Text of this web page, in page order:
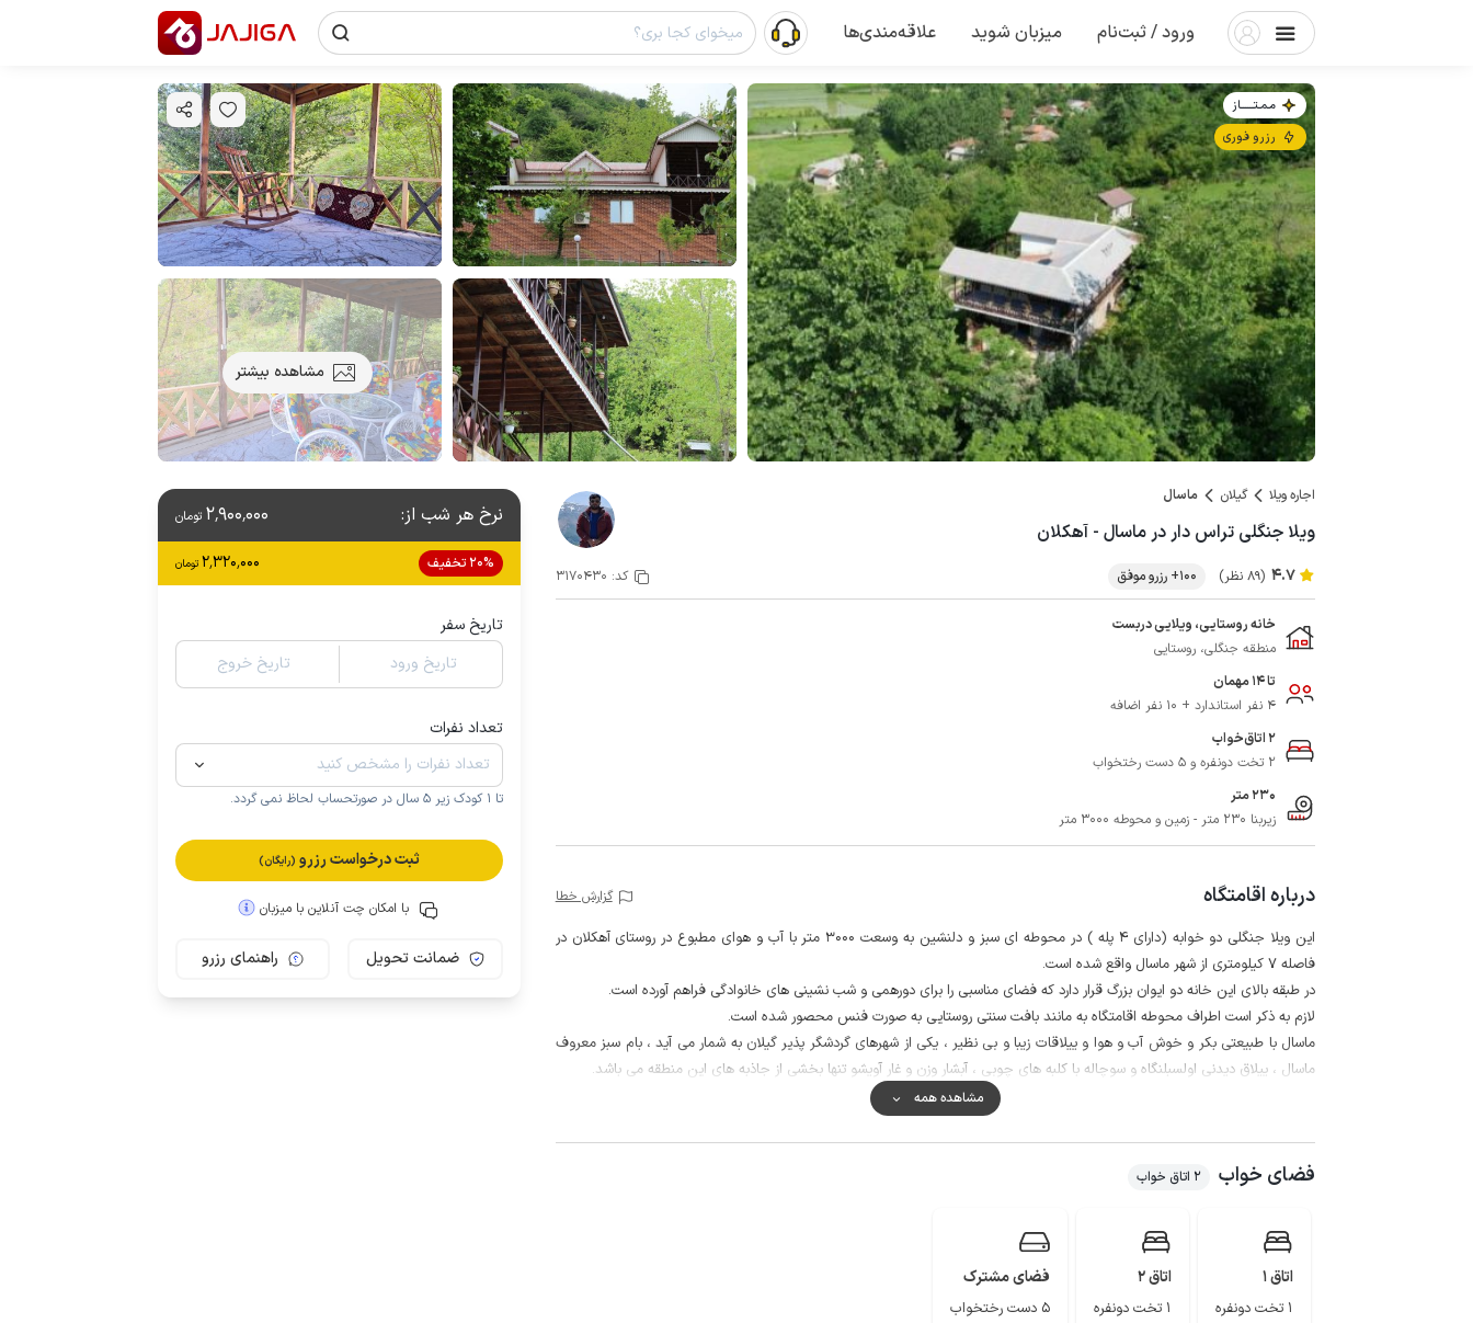
ورود / ثبت‌نام میزبان شوید علاقه‌مندی‌ها
مـمـتــــــاز
رزرو فوری
مشاهده بیشتر
اجاره ویلا گیلان ماسال
ویلا جنگلی تراس دار در ماسال - آهکلان
4.7 (89 نظر) 100+ رزرو موفق کد: 3170430
خانه روستایی، ویلایی دربست
منطقه جنگلی، روستایی
تا 14 مهمان
4 نفر استاندارد + 10 نفر اضافه
2 اتاق‌خواب
2 تخت دونفره و 5 دست رختخواب
230 متر
زیربنا 230 متر - زمین و محوطه 3000 متر
درباره اقامتگاه گزارش خطا
این ویلا جنگلی دو خوابه (دارای 4 پله ) در محوطه ای سبز و دلنشین به وسعت 3000 متر با آب و هوای مطبوع در روستای آهکلان در
فاصله 7 کیلومتری از شهر ماسال واقع شده است.
در طبقه بالای این خانه دو ایوان بزرگ قرار دارد که فضای مناسبی را برای دورهمی و شب نشینی های خانوادگی فراهم آورده است.
لازم به ذکر است اطراف محوطه اقامتگاه به مانند بافت سنتی روستایی به صورت فنس محصور شده است.
ماسال با طبیعتی بکر و خوش آب و هوا و ییلاقات زیبا و بی نظیر ، یکی از شهرهای گردشگر پذیر گیلان به شمار می آید ، بام سبز معروف
ماسال ، ییلاق دیدنی اولسبلنگاه و سوچاله با کلبه های چوبی ، آبشار وزن و غار آویشو تنها بخشی از جاذبه های این منطقه می باشد.
برای تهیه مایحتاج ضروری فاصله تا نانوایی و سوپر مارکت با 5 دقیقه رانندگی در دسترس مهمانان گرامی قرار دارد، همچنین سوپرمارکت
کیفیت خطوط تلفن همراه برای همه اپراتورها خوب است و پوشش اینترنت برای اپراتور ایرانسل و همراه اول 4g می باشد
لازم به ذکر است 150 متر منتهی به اقامتگاه به صورت جاده خاکی می باشد.
مشاهده همه
فضای خواب 2 اتاق خواب
اتاق 1
1 تخت دونفره
اتاق 2
1 تخت دونفره
فضای مشترک
5 دست رختخواب
نرخ هر شب از: 2٬900٬000 تومان
20% تخفیف 2٬320٬000 تومان
تاریخ سفر
تاریخ ورود
تاریخ خروج
تعداد نفرات
تا 1 کودک زیر 5 سال در صورتحساب لحاظ نمی گردد.
ثبت درخواست رزرو (رایگان)
با امکان چت آنلاین با میزبان
ضمانت تحویل راهنمای رزرو